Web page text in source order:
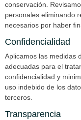
conservación.
personales eliminando
necesarios por haber
Confidencialidad
Aplicamos las medidas
adecuadas para el
confidencialidad y
uso indebido de los
terceros.
Transparencia